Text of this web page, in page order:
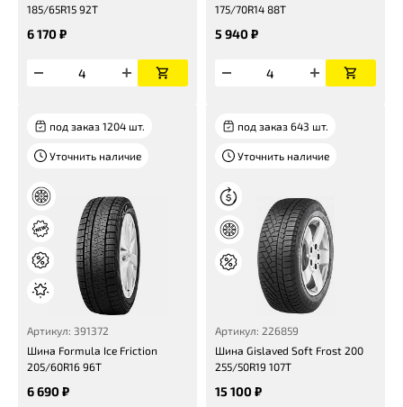
185/65R15 92T
6 170 ₽
175/70R14 88T
5 940 ₽
под заказ 1204 шт.
Уточнить наличие
Артикул: 391372
Шина Formula Ice Friction
205/60R16 96T
6 690 ₽
под заказ 643 шт.
Уточнить наличие
Артикул: 226859
Шина Gislaved Soft Frost 200
255/50R19 107T
15 100 ₽